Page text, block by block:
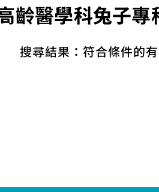
齡醫學科兔子專
搜尋結果：符合條件的有